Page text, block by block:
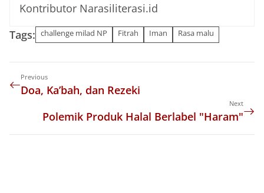
Kontributor Narasiliterasi.id
Tags: challenge milad NP Fitrah Iman Rasa malu
Previous
Doa, Ka’bah, dan Rezeki
Next
Polemik Produk Halal Berlabel "Haram"